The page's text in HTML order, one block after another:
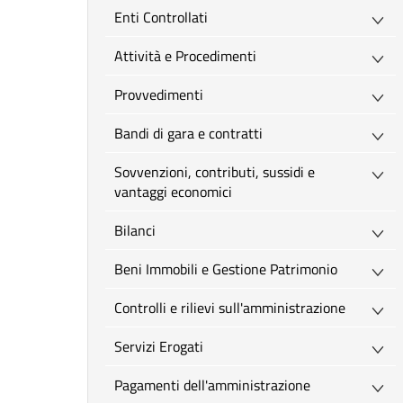
Enti Controllati
Attività e Procedimenti
Provvedimenti
Bandi di gara e contratti
Sovvenzioni, contributi, sussidi e
vantaggi economici
Bilanci
Beni Immobili e Gestione Patrimonio
Controlli e rilievi sull'amministrazione
Servizi Erogati
Pagamenti dell'amministrazione